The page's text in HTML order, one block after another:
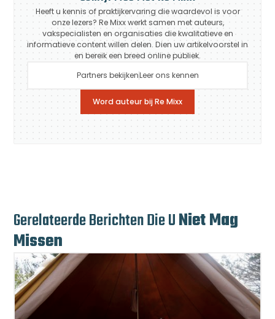
Heeft u kennis of praktijkervaring die waardevol is voor
onze lezers? Re Mixx werkt samen met auteurs,
vakspecialisten en organisaties die kwalitatieve en
informatieve content willen delen. Dien uw artikelvoorstel in
en bereik een breed online publiek.
Partners bekijkenLeer ons kennen
Word auteur bij Re Mixx
Gerelateerde Berichten Die UNiet Mag
Missen